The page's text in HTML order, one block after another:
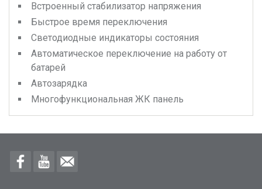
Встроенный стабилизатор напряжения
Быстрое время переключения
Светодиодные индикаторы состояния
Автоматическое переключение на работу от
батарей
Автозарядка
Многофункциональная ЖК панель